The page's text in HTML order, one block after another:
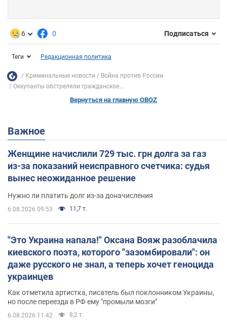
6 0 Подписаться
Теги Редакционная политика
Криминальные новости
Война против России
Оккупанты обстреляли гражданское...
Вернуться на главную OBOZ
Важное
Женщине начислили 729 тыс. грн долга за газ
из-за показаний неисправного счетчика: судья
вынес неожиданное решение
Нужно ли платить долг из-за доначисления
6.08.2026 09:53 11,7 т.
"Это Украина напала!" Оксана Вояж разоблачила
киевского поэта, которого "зазомбировали": он
даже русского не знал, а теперь хочет геноцида
украинцев
Как отметила артистка, писатель был поклонником Украины,
но после переезда в РФ ему "промыли мозги"
6.08.2026 11:42 8,2 т.